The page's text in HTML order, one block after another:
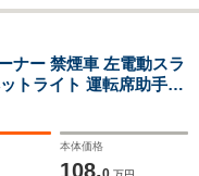
ー 禁煙車 左電動スラ
ライト 運転席助手席
ク オートエアコン
本体価格
108.